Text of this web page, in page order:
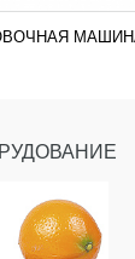
МАШИНА